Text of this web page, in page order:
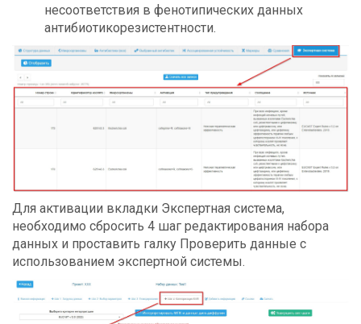
несоответствия в фенотипических данных
антибиотикорезистентности.
Для активации вкладки Экспертная система,
необходимо сбросить 4 шаг редактирования набора
данных и проставить галку Проверить данные с
использованием экспертной системы.